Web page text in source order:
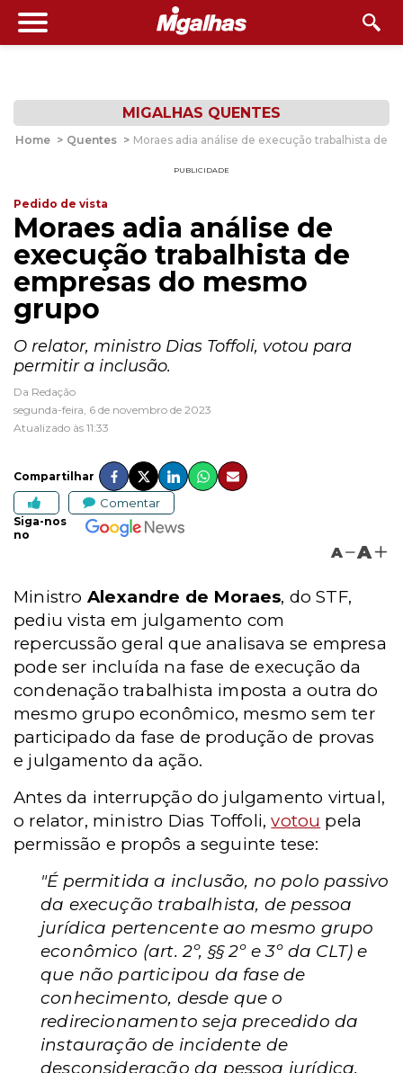
MIGALHAS QUENTES
Home > Quentes > Moraes adia análise de execução trabalhista de
PUBLICIDADE
Pedido de vista
Moraes adia análise de
execução trabalhista de
empresas do mesmo
grupo
O relator, ministro Dias Toffoli, votou para
permitir a inclusão.
Da Redação
segunda-feira, 6 de novembro de 2023
Atualizado às 11:33
Compartilhar
Comentar
Siga-nos
no
A A
Ministro Alexandre de Moraes, do STF,
pediu vista em julgamento com
repercussão geral que analisava se empresa
pode ser incluída na fase de execução da
condenação trabalhista imposta a outra do
mesmo grupo econômico, mesmo sem ter
participado da fase de produção de provas
e julgamento da ação.
Antes da interrupção do julgamento virtual,
o relator, ministro Dias Toffoli,votou pela
permissão e propôs a seguinte tese:
"É permitida a inclusão, no polo passivo
da execução trabalhista, de pessoa
jurídica pertencente ao mesmo grupo
econômico (art. 2º, §§ 2º e 3º da CLT) e
que não participou da fase de
conhecimento, desde que o
redirecionamento seja precedido da
instauração de incidente de
desconsideração da pessoa jurídica,